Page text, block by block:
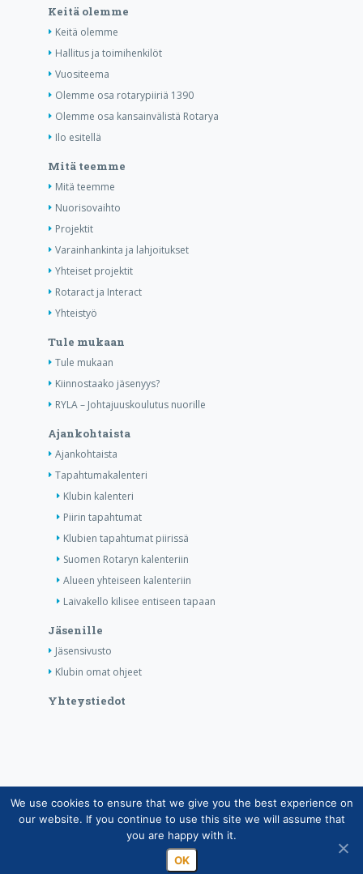
Keitä olemme
Keitä olemme
Hallitus ja toimihenkilöt
Vuositeema
Olemme osa rotarypiiriä 1390
Olemme osa kansainvälistä Rotarya
Ilo esitellä
Mitä teemme
Mitä teemme
Nuorisovaihto
Projektit
Varainhankinta ja lahjoitukset
Yhteiset projektit
Rotaract ja Interact
Yhteistyö
Tule mukaan
Tule mukaan
Kiinnostaako jäsenyys?
RYLA – Johtajuuskoulutus nuorille
Ajankohtaista
Ajankohtaista
Tapahtumakalenteri
Klubin kalenteri
Piirin tapahtumat
Klubien tapahtumat piirissä
Suomen Rotaryn kalenteriin
Alueen yhteiseen kalenteriin
Laivakello kilisee entiseen tapaan
Jäsenille
Jäsensivusto
Klubin omat ohjeet
Yhteystiedot
Copyright © Suomen Rotarypalvelu ry 2026 |
Jäsentietojärjestelmän tietosuojaseloste|Henkilötietojen
käsittely Rotarytoiminnassa
We use cookies to ensure that we give you the best experience on
our website. If you continue to use this site we will assume that
you are happy with it.
OK